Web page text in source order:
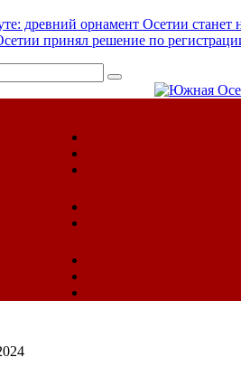
древний орнамент Осетии станет
принял решение по регистрации